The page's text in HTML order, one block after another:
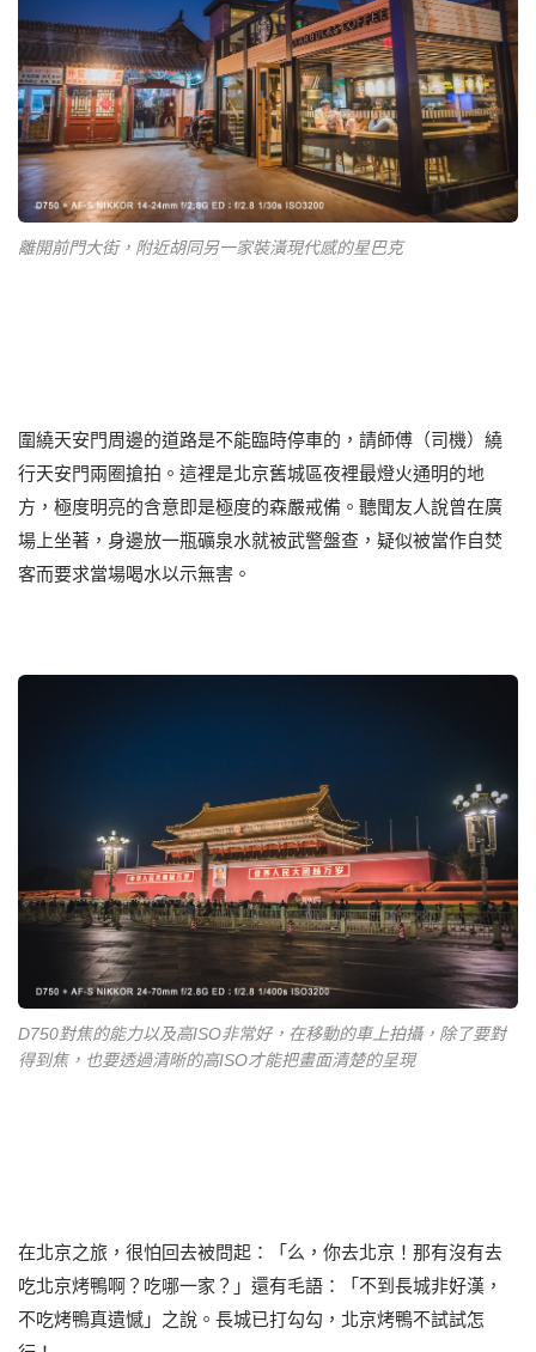
離開前門大街，附近胡同另一家裝潢現代感的星巴克
圍繞天安門周邊的道路是不能臨時停車的，請師傅（司機）繞
行天安門兩圈搶拍。這裡是北京舊城區夜裡最燈火通明的地
方，極度明亮的含意即是極度的森嚴戒備。聽聞友人說曾在廣
場上坐著，身邊放一瓶礦泉水就被武警盤查，疑似被當作自焚
客而要求當場喝水以示無害。
D750對焦的能力以及高ISO非常好，在移動的車上拍攝，除了要對
得到焦，也要透過清晰的高ISO才能把畫面清楚的呈現
在北京之旅，很怕回去被問起：「么，你去北京！那有沒有去
吃北京烤鴨啊？吃哪一家？」還有毛語：「不到長城非好漢，
不吃烤鴨真遺憾」之說。長城已打勾勾，北京烤鴨不試試怎